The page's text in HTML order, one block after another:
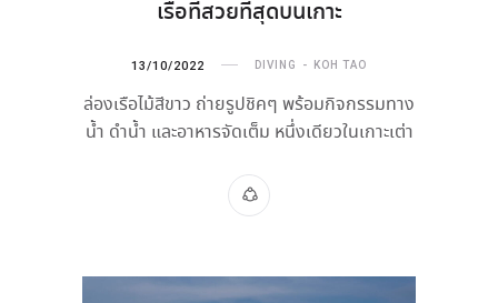
เรือที่สวยที่สุดบนเกาะ
13/10/2022 DIVING KOH TAO
ล่องเรือไม้สีขาว ถ่ายรูปชิคๆ พร้อมกิจกรรมทาง
น้ำ ดำน้ำ และอาหารจัดเต็ม หนึ่งเดียวในเกาะเต่า